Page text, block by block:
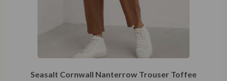
Seasalt Cornwall Nanterrow Trouser Toffee